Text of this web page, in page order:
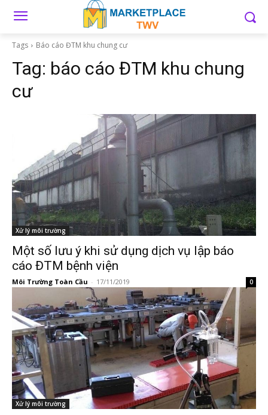
Tags Báo cáo ĐTM khu chung cư
Tag: báo cáo ĐTM khu chung
cư
Xử lý môi trường
Một số lưu ý khi sử dụng dịch vụ lập báo
cáo ĐTM bệnh viện
Môi Trường Toàn Cầu - 17/11/2019 0
Xử lý môi trường